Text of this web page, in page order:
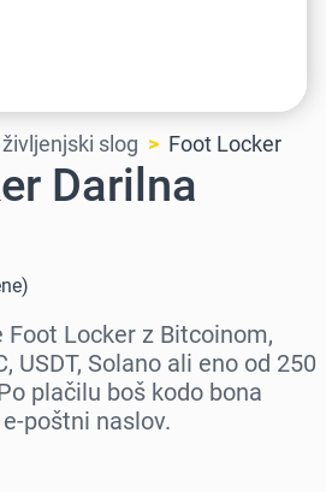
slog Foot Locker
Darilna
)
Locker z Bitcoinom,
USDT, Solano ali eno od 250
plačilu boš kodo bona
poštni naslov.